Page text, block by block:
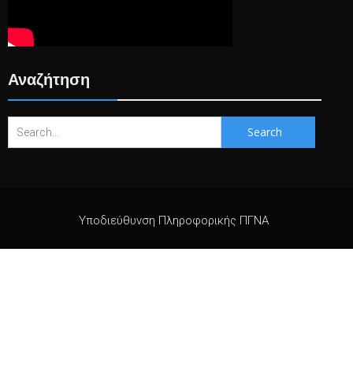
Αναζήτηση
for:
Υποδιεύθυνση Πληροφορικής ΠΓΝΑ